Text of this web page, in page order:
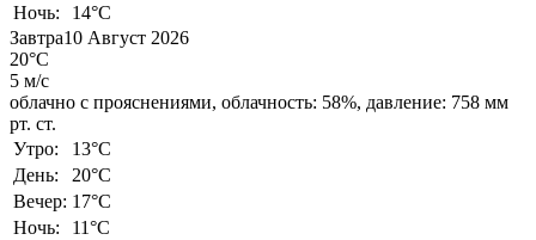
Ночь:
14°C
Завтра10 Август 2026
20°C
5 м/с
облачно с прояснениями, облачность: 58%, давление: 758 мм
рт. ст.
Утро:
13°C
День:
20°C
Вечер: 17°C
Ночь:
11°C